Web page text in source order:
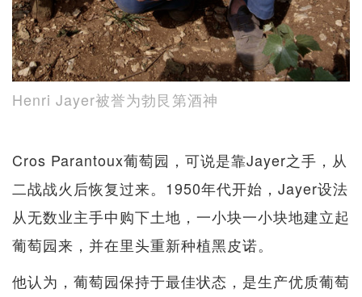
Henri Jayer被誉为勃艮第酒神
Cros Parantoux葡萄园，可说是靠Jayer之手，从
二战战火后恢复过来。1950年代开始，Jayer设法
从无数业主手中购下土地，一小块一小块地建立起
葡萄园来，并在里头重新种植黑皮诺。
他认为，葡萄园保持于最佳状态，是生产优质葡萄